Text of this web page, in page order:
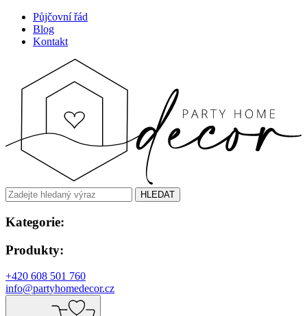
Půjčovní řád
Blog
Kontakt
HLEDAT
Kategorie:
Produkty:
+420 608 501 760
info@partyhomedecor.cz